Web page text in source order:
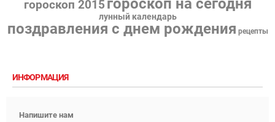
гороскоп 2015 гороскоп на сегодня
лунный календарь
поздравления с днем рождения рецепты
ИНФОРМАЦИЯ
Напишите нам